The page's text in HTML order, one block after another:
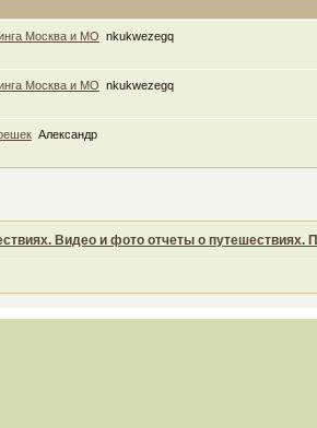
Москва и МО nkukwezegq
Москва и МО nkukwezegq
Александр
Видео и фото отчеты о путешествиях.